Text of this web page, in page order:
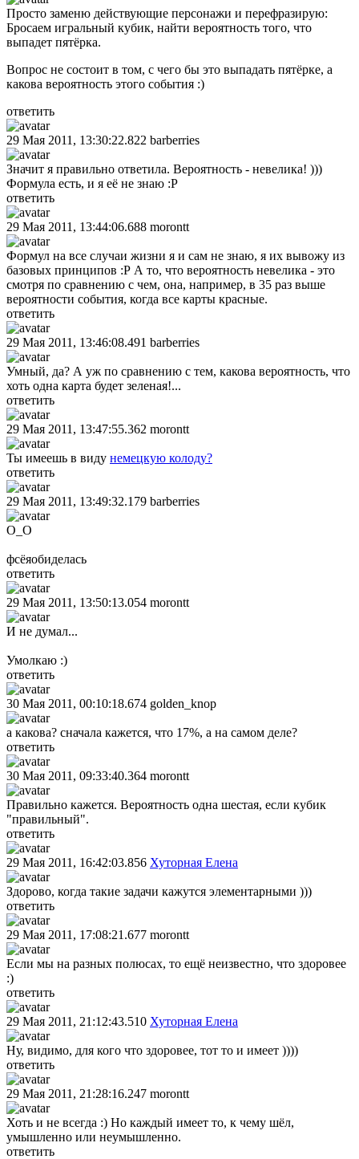
Просто заменю действующие персонажи и перефразирую:
Бросаем игральный кубик, найти вероятность того, что
выпадет пятёрка.
Вопрос не состоит в том, с чего бы это выпадать пятёрке, а
какова вероятность этого события :)
ответить
29 Мая 2011, 13:30:22.822 barberries
Значит я правильно ответила. Вероятность - невелика! )))
Формула есть, и я её не знаю :Р
ответить
29 Мая 2011, 13:44:06.688 morontt
Формул на все случаи жизни я и сам не знаю, я их вывожу из
базовых принципов :Р А то, что вероятность невелика - это
смотря по сравнению с чем, она, например, в 35 раз выше
вероятности события, когда все карты красные.
ответить
29 Мая 2011, 13:46:08.491 barberries
Умный, да? А уж по сравнению с тем, какова вероятность, что
хоть одна карта будет зеленая!...
ответить
29 Мая 2011, 13:47:55.362 morontt
Ты имеешь в виду немецкую колоду?
ответить
29 Мая 2011, 13:49:32.179 barberries
О_О
фсёяобиделась
ответить
29 Мая 2011, 13:50:13.054 morontt
И не думал...
Умолкаю :)
ответить
30 Мая 2011, 00:10:18.674 golden_knop
а какова? сначала кажется, что 17%, а на самом деле?
ответить
30 Мая 2011, 09:33:40.364 morontt
Правильно кажется. Вероятность одна шестая, если кубик
"правильный".
ответить
29 Мая 2011, 16:42:03.856 Хуторная Елена
Здорово, когда такие задачи кажутся элементарными )))
ответить
29 Мая 2011, 17:08:21.677 morontt
Если мы на разных полюсах, то ещё неизвестно, что здоровее
:)
ответить
29 Мая 2011, 21:12:43.510 Хуторная Елена
Ну, видимо, для кого что здоровее, тот то и имеет ))))
ответить
29 Мая 2011, 21:28:16.247 morontt
Хоть и не всегда :) Но каждый имеет то, к чему шёл,
умышленно или неумышленно.
ответить